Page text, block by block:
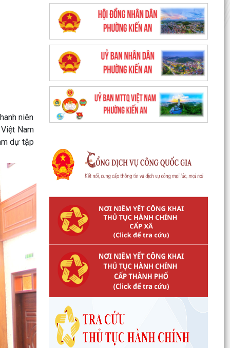
niên
Nam
dự tập
v/v công khai số điện thoại đường dây nóng tiếp
nhận...
Lớp bồi dưỡng kiến thức An ninh phi truyền
thống và Quản trị an ninh phi truyền thống năm
2026
Công văn số 3357/UBND-KT ngày 28/7/2026
của UBND phường v/v phối hợp thông tin
chương trình khảo...
Kế hoạch số 265/KH-UBND ngày 3/8/2026 của
UBND phường làm việc với các hộ dân đang sử
dụng đất của UBND phường tại tổ dân phố Lãm
PHƯỜNG KIẾN AN THAM DỰ HỘI NGHỊ TRỰC
TUYẾN THÀNH PHỐ VỀ TIẾN ĐỘ ĐO ĐẠC, LẬP
BẢN ĐỒ ĐỊA CHÍNH, LẬP...
Khai mạc huấn luyện Dân quân tự vệ tại chỗ
năm 2026
Lễ chào cờ tháng 8/2026
Thông báo số 1298/TB-UBND ngày 31/7/2026
về việc công bố kế hoạch, danh mục khu đất
thực hiện đấu...